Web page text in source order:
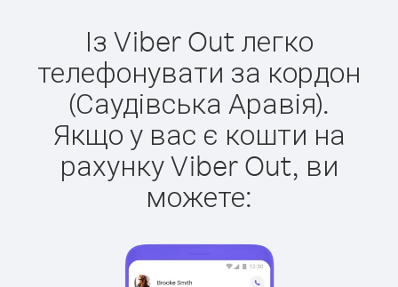
Із Viber Out легко
телефонувати за кордон
(Саудівська Аравія).
Якщо у вас є кошти на
рахунку Viber Out, ви
можете: